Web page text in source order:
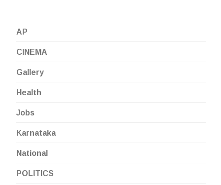
AP
CINEMA
Gallery
Health
Jobs
Karnataka
National
POLITICS